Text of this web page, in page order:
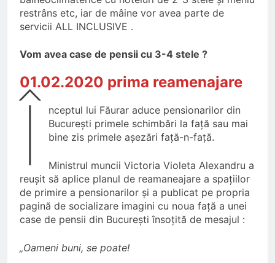
restrâns etc, iar de mâine vor avea parte de
servicii ALL INCLUSIVE .
Vom avea case de pensii cu 3-4 stele ?
01.02.2020 prima reamenajare
Î
nceptul lui Făurar aduce pensionarilor din
București primele schimbări la față sau mai
bine zis primele așezări față-n-față.
Ministrul muncii Victoria Violeta Alexandru a
reușit să aplice planul de reamaneajare a spațiilor
de primire a pensionarilor și a publicat pe propria
pagină de socializare imagini cu noua față a unei
case de pensii din București însoțită de mesajul :
„Oameni buni, se poate!